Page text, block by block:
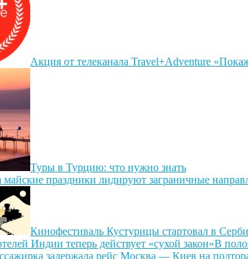
Акция от телеканала Travel+Adventure
Туры в Турцию: что нужно знать
Кинофестиваль Кустурицы стартовал в
В